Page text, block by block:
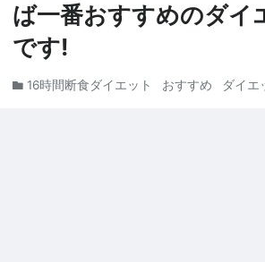
ば一番おすすめのダイ
です!
16時間断食ダイエット おすすめ ダイエ